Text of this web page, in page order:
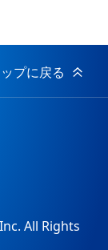
ップに戻る
All Rights